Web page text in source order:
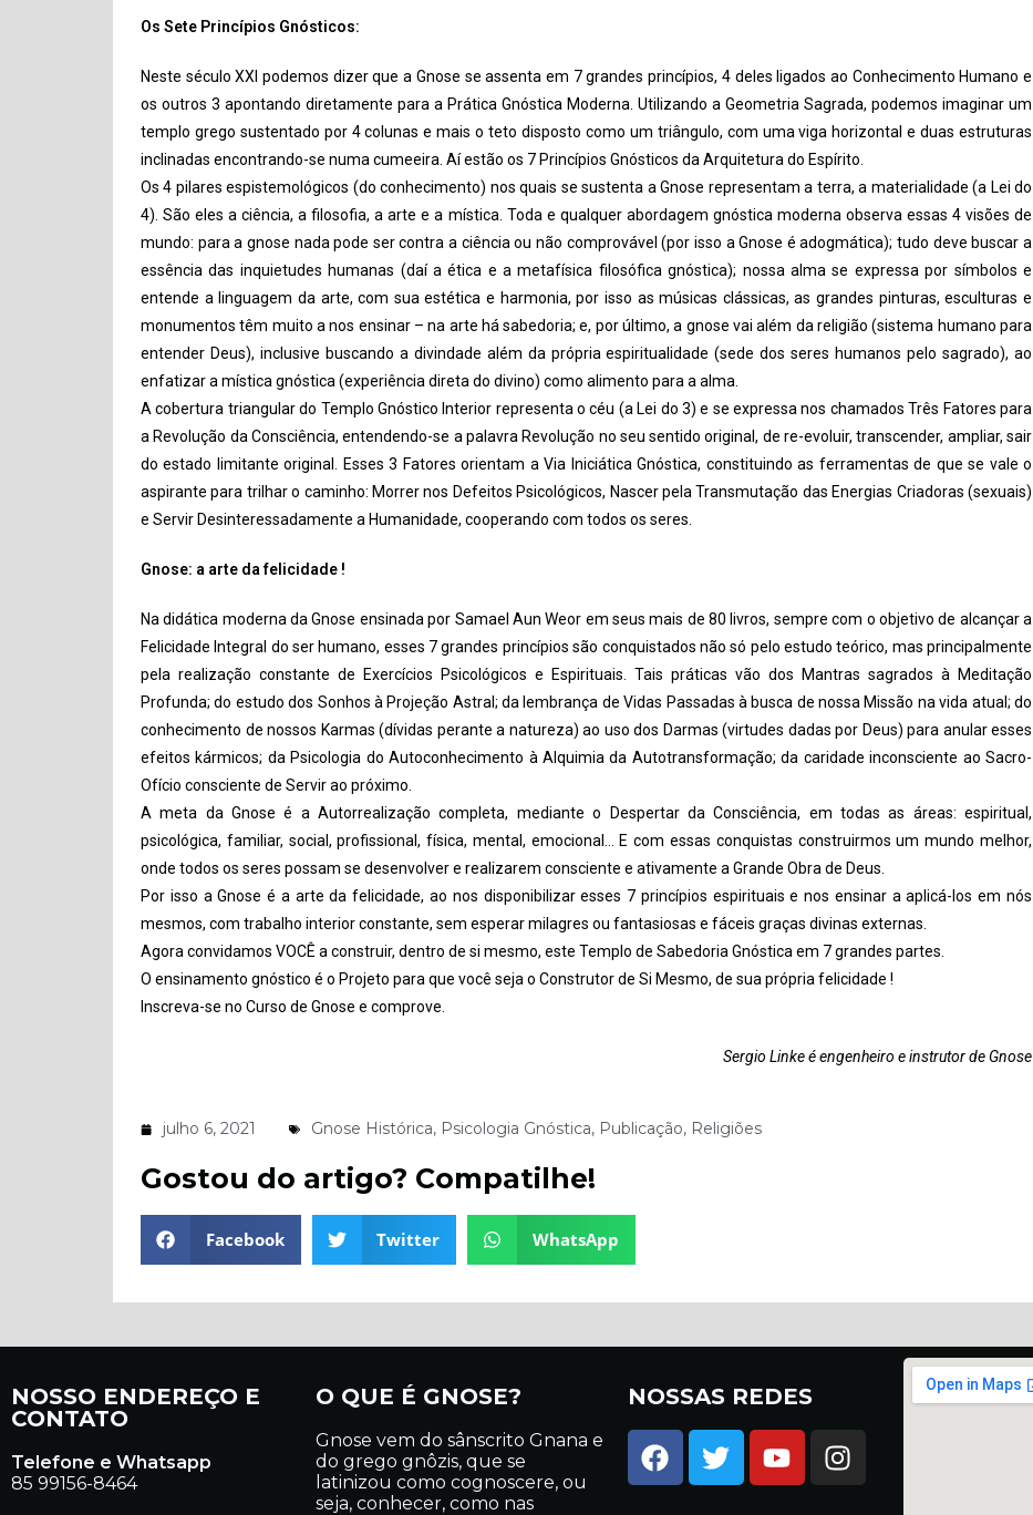
Os Sete Princípios Gnósticos:
Neste século XXI podemos dizer que a Gnose se assenta em 7 grandes princípios, 4 deles ligados ao Conhecimento Humano e
os outros 3 apontando diretamente para a Prática Gnóstica Moderna. Utilizando a Geometria Sagrada, podemos imaginar um
templo grego sustentado por 4 colunas e mais o teto disposto como um triângulo, com uma viga horizontal e duas estruturas
inclinadas encontrando-se numa cumeeira. Aí estão os 7 Princípios Gnósticos da Arquitetura do Espírito.
Os 4 pilares espistemológicos (do conhecimento) nos quais se sustenta a Gnose representam a terra, a materialidade (a Lei do
4). São eles a ciência, a filosofia, a arte e a mística. Toda e qualquer abordagem gnóstica moderna observa essas 4 visões de
mundo: para a gnose nada pode ser contra a ciência ou não comprovável (por isso a Gnose é adogmática); tudo deve buscar a
essência das inquietudes humanas (daí a ética e a metafísica filosófica gnóstica); nossa alma se expressa por símbolos e
entende a linguagem da arte, com sua estética e harmonia, por isso as músicas clássicas, as grandes pinturas, esculturas e
monumentos têm muito a nos ensinar – na arte há sabedoria; e, por último, a gnose vai além da religião (sistema humano para
entender Deus), inclusive buscando a divindade além da própria espiritualidade (sede dos seres humanos pelo sagrado), ao
enfatizar a mística gnóstica (experiência direta do divino) como alimento para a alma.
A cobertura triangular do Templo Gnóstico Interior representa o céu (a Lei do 3) e se expressa nos chamados Três Fatores para
a Revolução da Consciência, entendendo-se a palavra Revolução no seu sentido original, de re-evoluir, transcender, ampliar, sair
do estado limitante original. Esses 3 Fatores orientam a Via Iniciática Gnóstica, constituindo as ferramentas de que se vale o
aspirante para trilhar o caminho: Morrer nos Defeitos Psicológicos, Nascer pela Transmutação das Energias Criadoras (sexuais)
e Servir Desinteressadamente a Humanidade, cooperando com todos os seres.
Gnose: a arte da felicidade !
Na didática moderna da Gnose ensinada por Samael Aun Weor em seus mais de 80 livros, sempre com o objetivo de alcançar a
Felicidade Integral do ser humano, esses 7 grandes princípios são conquistados não só pelo estudo teórico, mas principalmente
pela realização constante de Exercícios Psicológicos e Espirituais. Tais práticas vão dos Mantras sagrados à Meditação
Profunda; do estudo dos Sonhos à Projeção Astral; da lembrança de Vidas Passadas à busca de nossa Missão na vida atual; do
conhecimento de nossos Karmas (dívidas perante a natureza) ao uso dos Darmas (virtudes dadas por Deus) para anular esses
efeitos kármicos; da Psicologia do Autoconhecimento à Alquimia da Autotransformação; da caridade inconsciente ao Sacro-
Ofício consciente de Servir ao próximo.
A meta da Gnose é a Autorrealização completa, mediante o Despertar da Consciência, em todas as áreas: espiritual,
psicológica, familiar, social, profissional, física, mental, emocional… E com essas conquistas construirmos um mundo melhor,
onde todos os seres possam se desenvolver e realizarem consciente e ativamente a Grande Obra de Deus.
Por isso a Gnose é a arte da felicidade, ao nos disponibilizar esses 7 princípios espirituais e nos ensinar a aplicá-los em nós
mesmos, com trabalho interior constante, sem esperar milagres ou fantasiosas e fáceis graças divinas externas.
Agora convidamos VOCÊ a construir, dentro de si mesmo, este Templo de Sabedoria Gnóstica em 7 grandes partes.
O ensinamento gnóstico é o Projeto para que você seja o Construtor de Si Mesmo, de sua própria felicidade !
Inscreva-se no Curso de Gnose e comprove.
Sergio Linke é engenheiro e instrutor de Gnose
julho 6, 2021 Gnose Histórica, Psicologia Gnóstica, Publicação, Religiões
Gostou do artigo? Compatilhe!
Facebook Twitter WhatsApp
NOSSO ENDEREÇO E
CONTATO
Telefone e Whatsapp
85 99156-8464
O QUE É GNOSE?
Gnose vem do sânscrito Gnana e
do grego gnôzis, que se
latinizou como cognoscere, ou
seja, conhecer, como nas
NOSSAS REDES